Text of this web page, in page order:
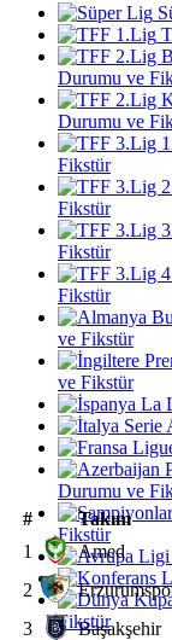
Durumu ve
Durumu ve
Fikstür
Fikstür
Fikstür
Fikstür
ve Fikstür
ve Fikstür
Durumu ve
Fikstür
Fikstür
# Takım
1
Amed
2
3
Başakşehir